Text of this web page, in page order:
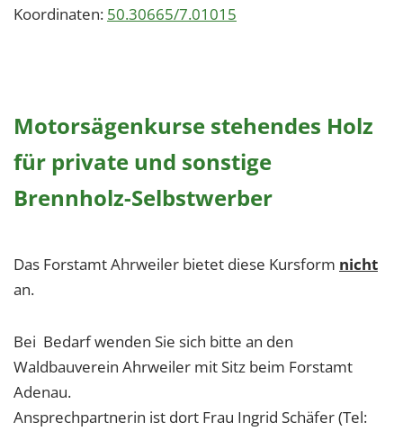
Koordinaten: 50.30665/7.01015
Motorsägenkurse stehendes Holz
für private und sonstige
Brennholz-Selbstwerber
Das Forstamt Ahrweiler bietet diese Kursform nicht
an.
Bei Bedarf wenden Sie sich bitte an den
Waldbauverein Ahrweiler mit Sitz beim Forstamt
Adenau.
Ansprechpartnerin ist dort Frau Ingrid Schäfer (Tel: